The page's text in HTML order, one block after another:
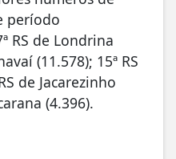
período
RS de Londrina
(11.578); 15ª RS
de Jacarezinho
(4.396).